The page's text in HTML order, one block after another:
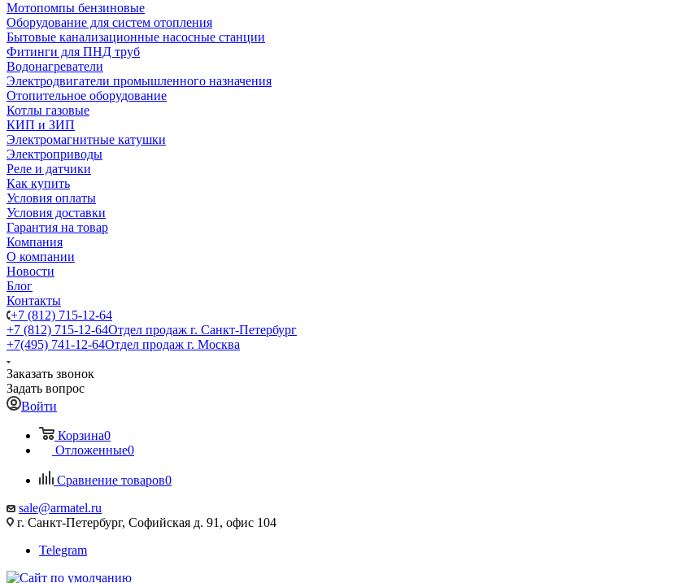
Мотопомпы бензиновые
Оборудование для систем отопления
Бытовые канализационные насосные станции
Фитинги для ПНД труб
Водонагреватели
Электродвигатели промышленного назначения
Отопительное оборудование
Котлы газовые
КИП и ЗИП
Электромагнитные катушки
Электроприводы
Реле и датчики
Как купить
Условия оплаты
Условия доставки
Гарантия на товар
Компания
О компании
Новости
Блог
Контакты
+7 (812) 715-12-64
+7 (812) 715-12-64Отдел продаж г. Санкт-Петербург
+7(495) 741-12-64Отдел продаж г. Москва
Заказать звонок
Задать вопрос
Войти
Корзина0
Отложенные0
Сравнение товаров0
sale@armatel.ru
г. Санкт-Петербург, Софийская д. 91, офис 104
Telegram